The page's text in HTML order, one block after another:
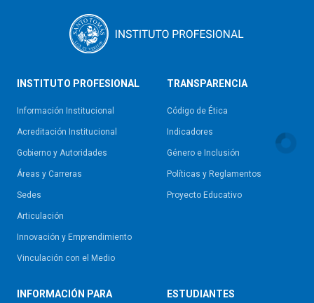
INSTITUTO PROFESIONAL
Información Institucional
Acreditación Institucional
Gobierno y Autoridades​
Áreas y Carreras
Sedes
Articulación
Innovación y Emprendimiento
Vinculación con el Medio
TRANSPARENCIA
Código de Ética
Indicadores
Género e Inclusión
Políticas y Reglamentos​
Proyecto Educativo
INFORMACIÓN PARA ESTUDIANTES